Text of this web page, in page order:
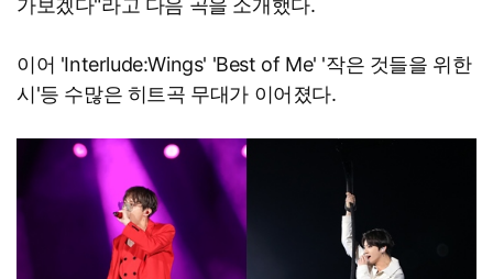
가보겠다"라고 다음 곡을 소개했다.
이어 'Interlude:Wings' 'Best of Me' '작은 것들을 위한
시'등 수많은 히트곡 무대가 이어졌다.